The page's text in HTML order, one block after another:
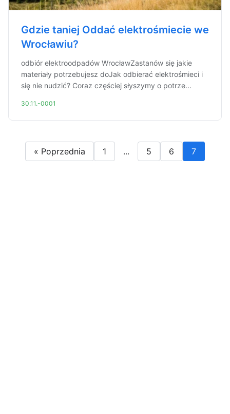
Gdzie taniej Oddać elektrośmiecie we
Wrocławiu?
odbiór elektroodpadów WrocławZastanów się jakie
materiały potrzebujesz doJak odbierać elektrośmieci i
się nie nudzić? Coraz częściej słyszymy o potrze...
30.11.-0001
« Poprzednia 1 ... 5 6 7